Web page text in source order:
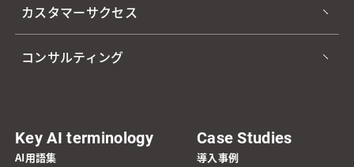
カスタマーサクセス
コンサルティング
Key AI terminology
AI用語集
Case Studies
導入事例